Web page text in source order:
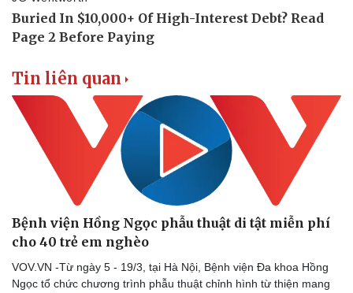
Tin liên quan
Bệnh viện Hồng Ngọc phẫu thuật di tật miễn phí
cho 40 trẻ em nghèo
VOV.VN -Từ ngày 5 - 19/3, tại Hà Nội, Bệnh viện Đa khoa Hồng
Ngọc tổ chức chương trình phẫu thuật chỉnh hình từ thiện mang